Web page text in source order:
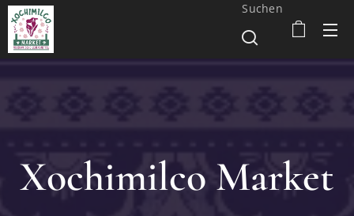
Suchen
Xochimilco Market